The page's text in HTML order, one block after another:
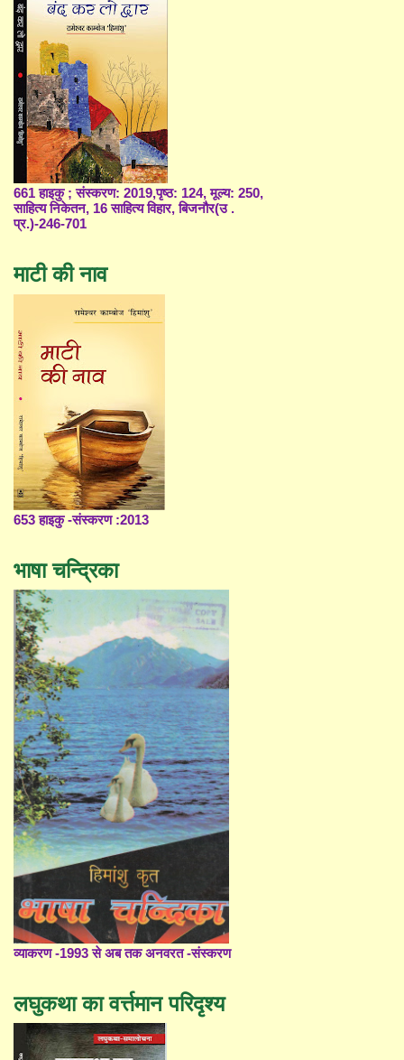
661 हाइकु ; संस्करण: 2019,पृष्ठ: 124, मूल्य: 250,
साहित्य निकेतन, 16 साहित्य विहार, बिजनौर(उ .
प्र.)-246-701
माटी की नाव
653 हाइकु -संस्करण :2013
भाषा चन्द्रिका
व्याकरण -1993 से अब तक अनवरत -संस्करण
लघुकथा का वर्त्तमान परिदृश्य